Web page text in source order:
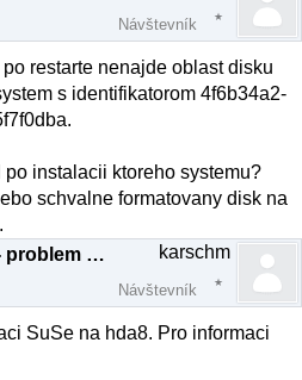
Návštevník
restarte nenajde oblast disku
s identifikatorom 4f6b34a2-
instalacii ktoreho systemu?
schvalne formatovany disk na
Re: Ubuntu 7.10 - problem s bootovanim
karschm
Návštevník
SuSe na hda8. Pro informaci